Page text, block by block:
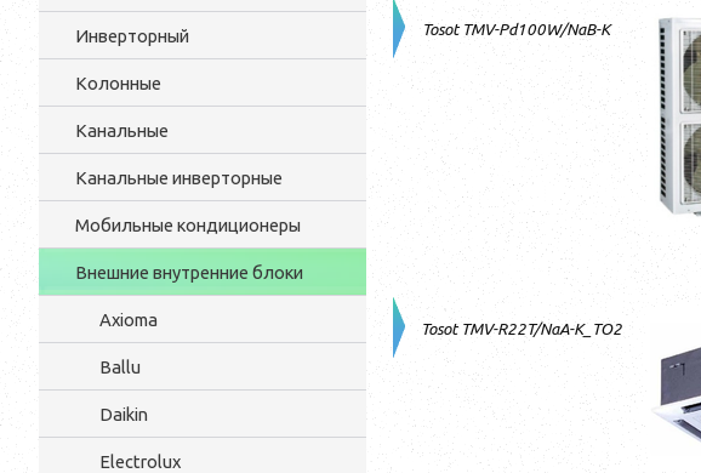
Инверторный
Колонные
Канальные
Канальные инверторные
Мобильные кондиционеры
Внешние внутренние блоки
Axioma
Ballu
Daikin
Electrolux
Tosot TMV-Pd100W/NaB-K
Tosot TMV-R22T/NaA-K_TO2